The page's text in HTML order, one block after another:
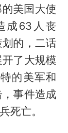
美国大使
成63人丧
的，二话
了大规模
的美军和
事件造成
死亡。